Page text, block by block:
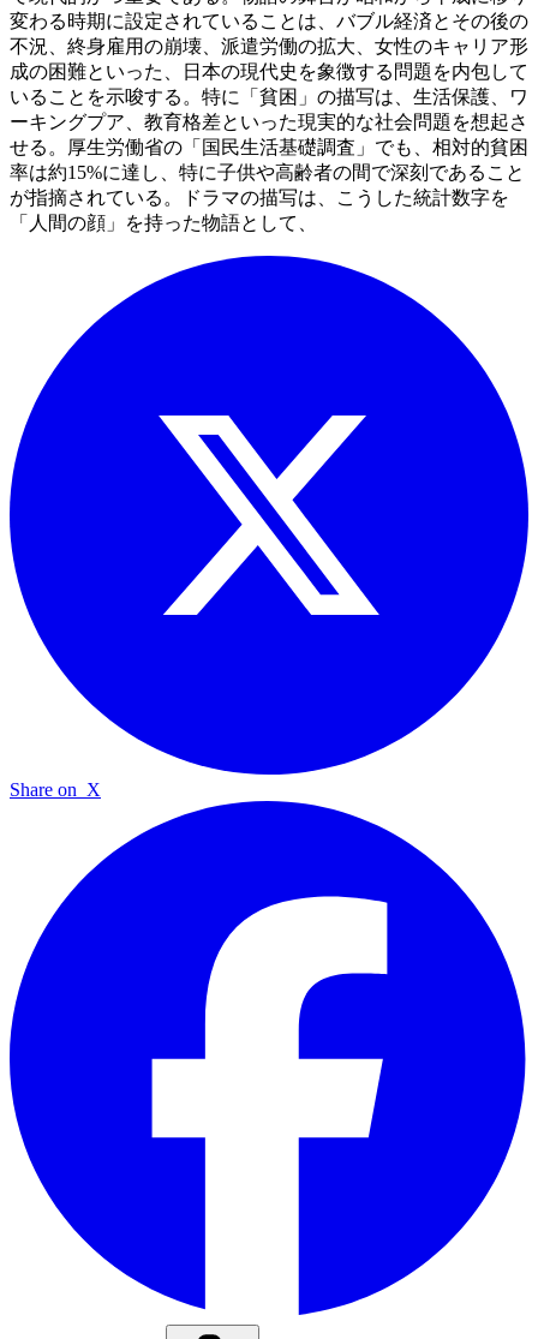
変わる時期に設定されていることは、バブル経済とその後の
不況、終身雇用の崩壊、派遣労働の拡大、女性のキャリア形
成の困難といった、日本の現代史を象徴する問題を内包して
いることを示唆する。特に「貧困」の描写は、生活保護、ワ
ーキングプア、教育格差といった現実的な社会問題を想起さ
せる。厚生労働省の「国民生活基礎調査」でも、相対的貧困
率は約15%に達し、特に子供や高齢者の間で深刻であること
が指摘されている。ドラマの描写は、こうした統計数字を
「人間の顔」を持った物語として、
Share on X